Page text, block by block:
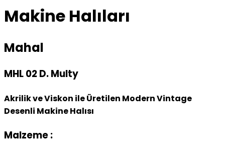
Makine Halıları
Mahal
MHL 02 D. Multy
Akrilik ve Viskon ile Üretilen Modern Vintage
Desenli Makine Halısı
Malzeme :